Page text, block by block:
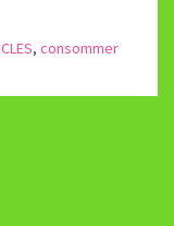
, consommer